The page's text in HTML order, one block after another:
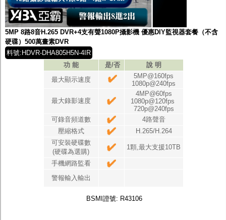
5MP 8路8音H.265 DVR+4支有聲1080P攝影機 優惠DIY監視器套餐（不含
硬碟）500萬畫素DVR
料號:HDVR-DHA805H5N-4IR
功 能
是/否
說 明
最大顯示速度
5MP@160fps
1080p@240fps
最大錄影速度
4MP@60fps
1080p@120fps
720p@240fps
可錄音頻道數
4路聲音
壓縮格式
H.265/H.264
可安裝硬碟數
(硬碟為選購)
1顆,最大支援10TB
手機網路監看
警報輸入輸出
BSMI證號: R43106